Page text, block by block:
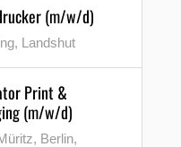
(m/w/d)
Landshut
Print &
(m/w/d)
Berlin,